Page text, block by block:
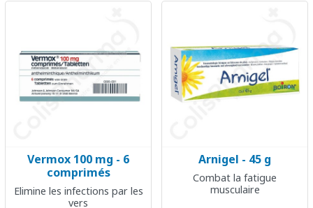
Vermox 100 mg - 6
comprimés
Elimine les infections par les
vers
Arnigel - 45 g
Combat la fatigue
musculaire